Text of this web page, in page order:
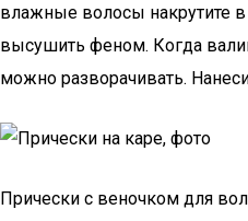
влажные волосы накрутите
высушить феном. Когда
можно разворачивать.
Прически с веночком для